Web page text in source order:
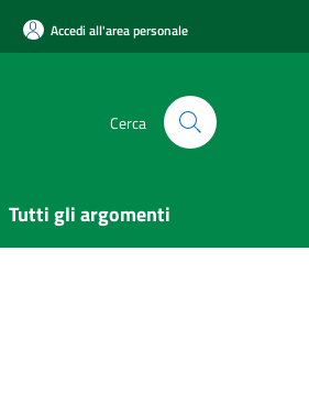
Accedi all'area personale
Cerca
Tutti gli argomenti